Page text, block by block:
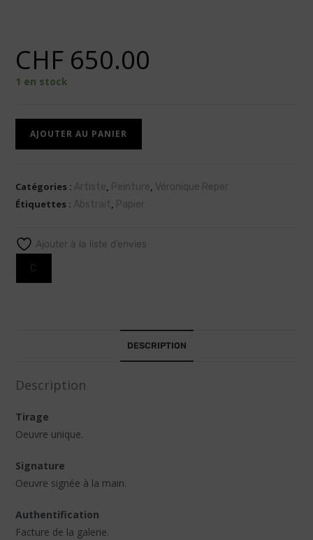
CHF 650.00
1 en stock
AJOUTER AU PANIER
t
Catégories : Artiste, Peinture, Véronique Reper
Étiquettes : Abstrait, Papier
Ajouter à la liste d’envies
C
DESCRIPTION
Description
Tirage
Oeuvre unique.
Signature
Oeuvre signée à la main.
Authentification
Facture de la galerie.